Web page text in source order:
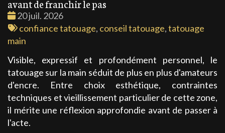
avant de franchir le pas
Date
:
20 juil. 2026
Tags
:
confiance tatouage, conseil tatouage,tatouage
main
Visible, expressif et profondément personnel, le
tatouage sur la main séduit de plus en plus d'amateurs
d'encre. Entre choix esthétique, contraintes
techniques et vieillissement particulier de cette zone,
il mérite une réflexion approfondie avant de passer à
l'acte.